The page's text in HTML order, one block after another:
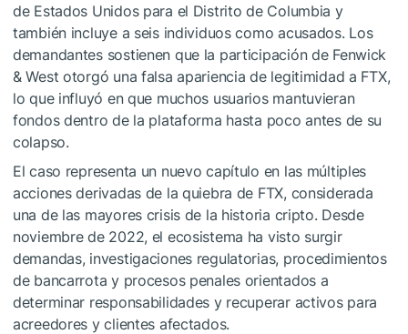
de Estados Unidos para el Distrito de Columbia y
también incluye a seis individuos como acusados. Los
demandantes sostienen que la participación de Fenwick
& West otorgó una falsa apariencia de legitimidad a FTX,
lo que influyó en que muchos usuarios mantuvieran
fondos dentro de la plataforma hasta poco antes de su
colapso.
El caso representa un nuevo capítulo en las múltiples
acciones derivadas de la quiebra de FTX, considerada
una de las mayores crisis de la historia cripto. Desde
noviembre de 2022, el ecosistema ha visto surgir
demandas, investigaciones regulatorias, procedimientos
de bancarrota y procesos penales orientados a
determinar responsabilidades y recuperar activos para
acreedores y clientes afectados.